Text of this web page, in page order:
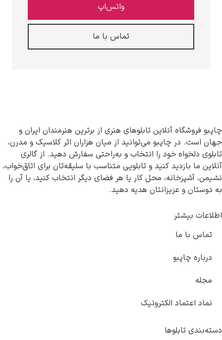
تابلوهای هنری از برترین هنرمندان ایران و
از میان هزاران اثر کلاسیک و مدرن،
انتخاب و به‌راحتی سفارش دهید. از گالری
و تابلویی متناسب با سلیقه‌تان برای اتاق‌خواب،
کار یا هر فضای دیگر انتخاب کنید، یا آن را
هدیه دهید.